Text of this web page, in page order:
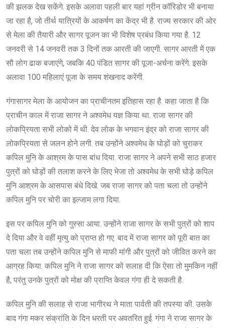
की झलक देख सकेंगे. इसके अलावा पहली बार यहां ग्रीन कॉरिडोर भी बनाया
जा रहा है, जो तीर्थ यात्रियों के आकर्षण का केंद्र भी है. राज्य सरकार की ओर
से मेला की तैयारी और सागर पूजन का भी विशेष प्रबंध किया गया है. 12
जनवरी से 14 जनवरी तक 3 दिनों तक आरती की जाएगी. सागर आरती में एक
सौ लोग ढाक बजाएंगे, जबकि 40 पंडित सागर की पूजा-अर्चना करेंगे. इसके
अलावा 100 महिलाएं पूजा के समय शंखनाद करेंगी.
गंगासागर मेला के आयोजन का प्राचीनतम इतिहास रहा है. कहा जाता है कि
प्राचीन काल में राजा सागर ने अश्वमेध यज्ञ किया था. राजा सागर की
लोकप्रियता सभी लोको में थी. देव लोक के भगवान इंद्र को राजा सागर की
लोकप्रियता से जलन होने लगी. तब उन्होंने अश्वमेध के घोड़ों को चुराकर
कपिल मुनि के आश्रम के पास बांध दिया. राजा सागर ने अपने सभी साठ हजार
पुत्रों को घोड़ों की तलाश करने के लिए भेजा तो अश्वमेध के सभी घोड़े कपिल
मुनि आश्रम के आसपास बंधे दिखे. जब राजा सागर को पता चला तो उन्होंने
कपिल मुनि पर चोरी का इल्जाम लगा दिया.
इस पर कपिल मुनि को गुस्सा आया. उन्होंने राजा सागर के सभी पुत्रों को शाप
दे दिया और वे वहीं मृत्यु को प्राप्त हो गए. बाद में राजा सागर को पूरी बात का
पता चला तब उन्होंने कपिल मुनि से माफी मांगी और पुत्रों को जीवित करने का
आग्रह किया. कपिल मुनि ने राजा सागर को सलाह दी कि ऐसा तो मुमकिन नहीं
है, परंतु उनके पुत्रों को मोक्ष की प्राप्ति केवल गंगा ही दे सकती है.
कपिल मुनि की सलाह से राजा भागीरथ ने माता पार्वती की तपस्या की. उसके
बाद गंगा मकर संक्रांति के दिन धरती पर अवतरित हुई. गंगा ने राजा सागर के